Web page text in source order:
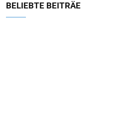
BELIEBTE BEITRÄE